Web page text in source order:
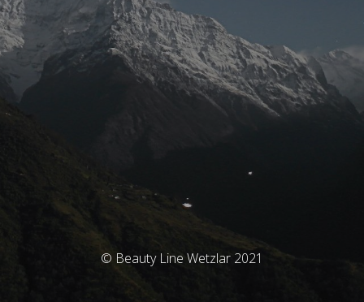
© Beauty Line Wetzlar 2021